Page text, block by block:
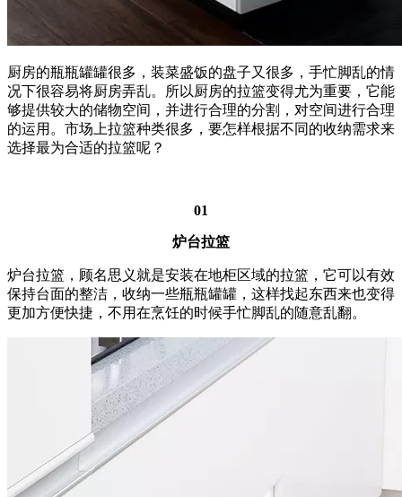
厨房的瓶瓶罐罐很多，装菜盛饭的盘子又很多，手忙脚乱的情
况下很容易将厨房弄乱。所以厨房的拉篮变得尤为重要，它能
够提供较大的储物空间，并进行合理的分割，对空间进行合理
的运用。市场上拉篮种类很多，要怎样根据不同的收纳需求来
选择最为合适的拉篮呢？
01
炉台拉篮
炉台拉篮，顾名思义就是安装在地柜区域的拉篮，它可以有效
保持台面的整洁，收纳一些瓶瓶罐罐，这样找起东西来也变得
更加方便快捷，不用在烹饪的时候手忙脚乱的随意乱翻。